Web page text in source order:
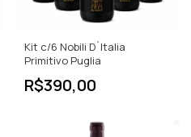
Kit c/6 Nobili D`Italia
Primitivo Puglia
R$390,00